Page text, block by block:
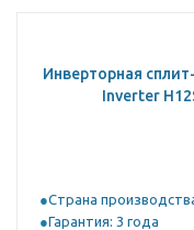
Инверторная
Inverter
Страна
Гарантия: 3 года